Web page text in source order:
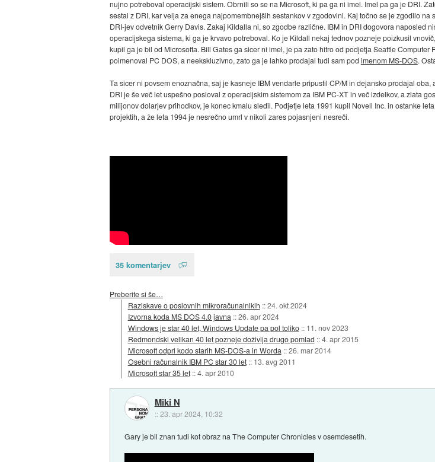
nujno potreboval operacijski sistem. Obrnili so se na Microsoft, ki pa ga ni imel. Imel pa ga je DRI.
sestal z DRI, kar velja za enega najpomembnejših sestankov v zgodovini. Kaj točno se je zgodilo
DRI-jev odvetnik Gerry Davis. Zakaj Kildalla ni, so zgodbe različne. IBM in DRI dogovora naposled
operacijskega sistema, ki ga je krvavo potreboval. Ko je Kildall nekaj tednov pozneje poizkusil
kupil ga je bil od Microsofta. Bill Gates ga sicer ni imel, je pa zato hitro od podjetja Seattle
poimenoval PC DOS, a neekskluzivno, zato ga je lahko prodajal tudi sam pod imenom MS-DOS.
Ta sicer ni povsem enoznačna, saj je kasneje IBM vendarle pripustil CP/M in dejansko prodajal
DRI je še več let uspešno posloval z operacijskim sistemom za IBM PC-XT in več izdelkov, a zlata
milijonov dolarjev prihodkov, je konec kmalu sledil. Podjetje leta 1991 kupil Novell Inc. in ostanke
projektih, a že leta 1994 je nesrečno umrl v nikoli zares pojasnjeni nesreči.
35 komentarjev
Preberite si še…
Raziskave o poslovnih mikroračunalnikih ::24. okt 2024
Izvorna koda MS DOS 4.0 javna ::26. apr 2024
Windows je star 40 let, Windows Update pa pol toliko :: 11. nov 2023
Redmondski velikan 40 let pozneje doživlja drugo pomlad ::4. apr 2015
Microsoft odprl kodo starih MS-DOS-a in Worda ::26. mar 2014
Osebni računalnik IBM PC star 30 let :: 13. avg 2011
Microsoft star 35 let ::4. apr 2010
Miki N
::23. apr 2024, 10:32
Gary je bil znan tudi kot obraz na The Computer Chronicles v osemdesetih.